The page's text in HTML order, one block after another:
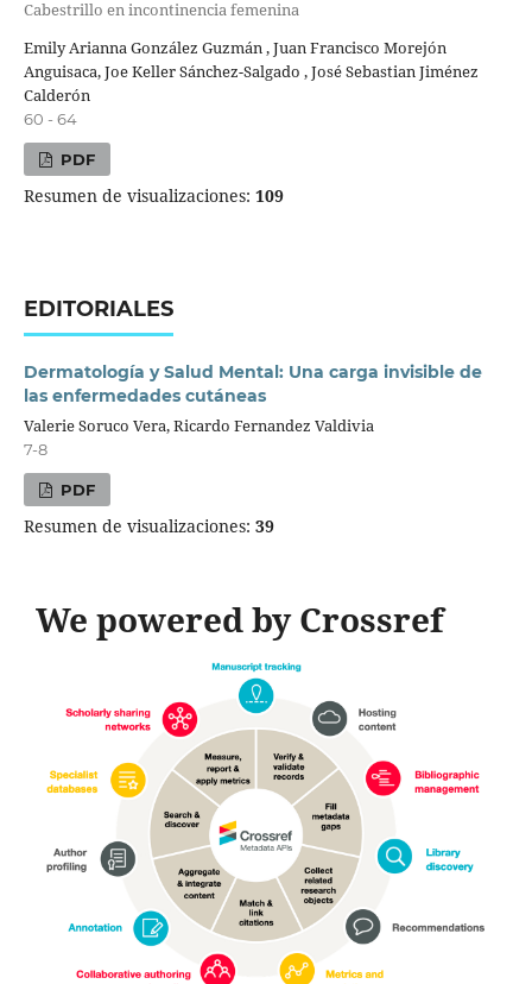
Cabestrillo en incontinencia femenina
Emily Arianna González Guzmán , Juan Francisco Morejón
Anguisaca, Joe Keller Sánchez-Salgado , José Sebastian Jiménez
Calderón
60 - 64
PDF
Resumen de visualizaciones: 109
EDITORIALES
⁠Dermatología y Salud Mental: Una carga invisible de
las enfermedades cutáneas
Valerie Soruco Vera, Ricardo Fernandez Valdivia
7-8
PDF
Resumen de visualizaciones: 39
We powered by Crossref